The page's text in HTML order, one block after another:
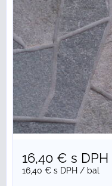
16,40 € s DPH
16,40 € s DPH / bal